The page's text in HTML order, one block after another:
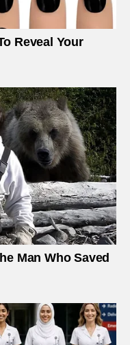
Reveal Your
Man Who Saved